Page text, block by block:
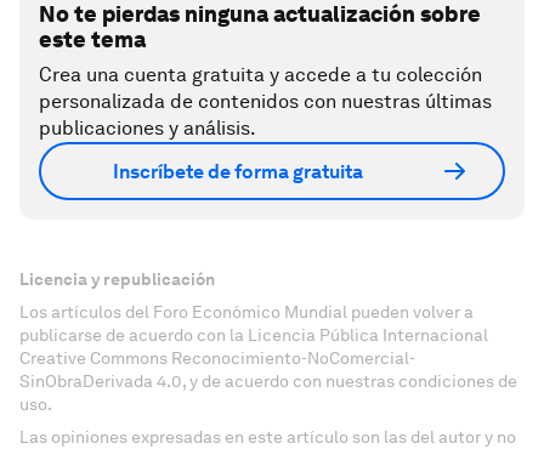
No te pierdas ninguna actualización sobre
este tema
Crea una cuenta gratuita y accede a tu colección
personalizada de contenidos con nuestras últimas
publicaciones y análisis.
Inscríbete de forma gratuita
Licencia y republicación
Los artículos del Foro Económico Mundial pueden volver a
publicarse de acuerdo con la Licencia Pública Internacional
Creative Commons Reconocimiento-NoComercial-
SinObraDerivada 4.0, y de acuerdo con nuestras condiciones de
uso.
Las opiniones expresadas en este artículo son las del autor y no